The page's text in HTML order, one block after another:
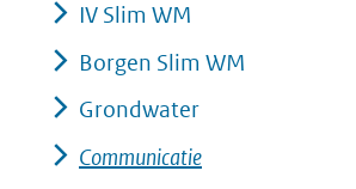
IV Slim WM
Borgen Slim WM
Grondwater
Communicatie